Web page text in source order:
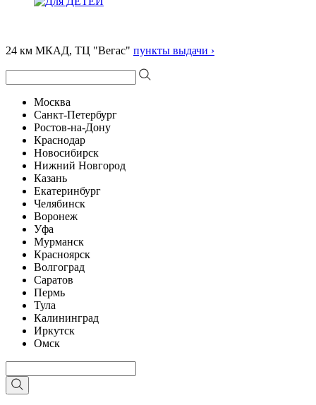
24 км МКАД, ТЦ "Вегас" пункты выдачи ›
Москва
Санкт-Петербург
Ростов-на-Дону
Краснодар
Новосибирск
Нижний Новгород
Казань
Екатеринбург
Челябинск
Воронеж
Уфа
Мурманск
Красноярск
Волгоград
Саратов
Пермь
Тула
Калининград
Иркутск
Омск